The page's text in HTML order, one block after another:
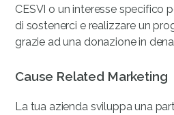
CESVI o un interesse specifico
di sostenerci e realizzare un
grazie ad una donazione in
Cause Related Marketing
La tua azienda sviluppa una